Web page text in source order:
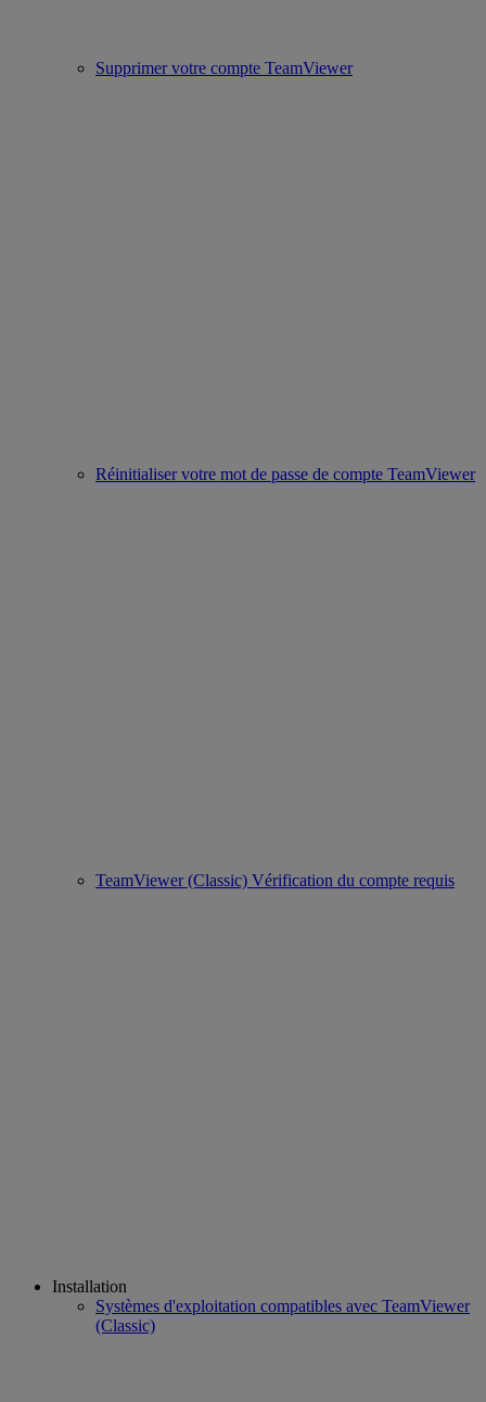
Supprimer votre compte TeamViewer
Réinitialiser votre mot de passe de compte TeamViewer
TeamViewer (Classic) Vérification du compte requis
Installation
Systèmes d'exploitation compatibles avec TeamViewer
(Classic)